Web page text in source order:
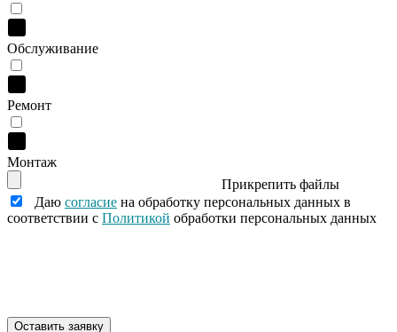
Обслуживание
Ремонт
Монтаж
Прикрепить файлы
Даю согласие на обработку персональных данных в
соответствии с Политикой обработки персональных данных